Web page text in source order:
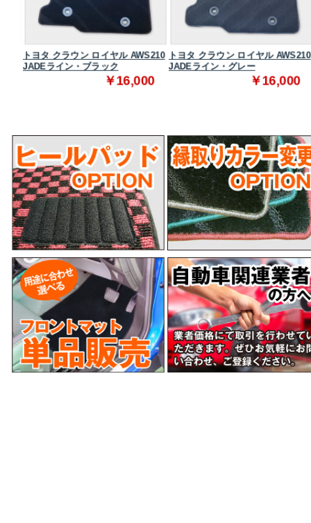
トヨタ クラウン ロイヤル AWS210
JADEライン・ブラック
￥16,000
トヨタ クラウン ロイヤル AWS210
JADEライン・グレー
￥16,000